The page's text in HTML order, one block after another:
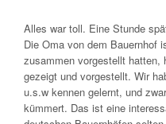
Alles war toll. Eine Stunde
Die Oma von dem Bauernhof
zusammen vorgestellt hatten,
gezeigt und vorgestellt. Wir
u.s.w kennen gelernt, und
kümmert. Das ist eine